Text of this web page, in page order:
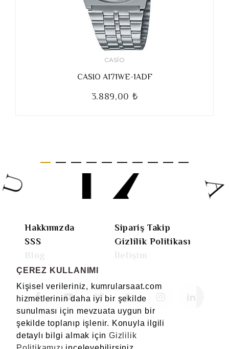
ÇEREZ KULLANIMI
Kişisel verileriniz, kumrularsaat.com
hizmetlerinin daha iyi bir şekilde
sunulması için mevzuata uygun bir
şekilde toplanıp işlenir. Konuyla ilgili
detaylı bilgi almak içinGizlilik
CASIO
CASIO A171WE-1ADF
3.889,00 ₺
Hakkımızda
Sipariş Takip
SSS
Gizlilik Politikası